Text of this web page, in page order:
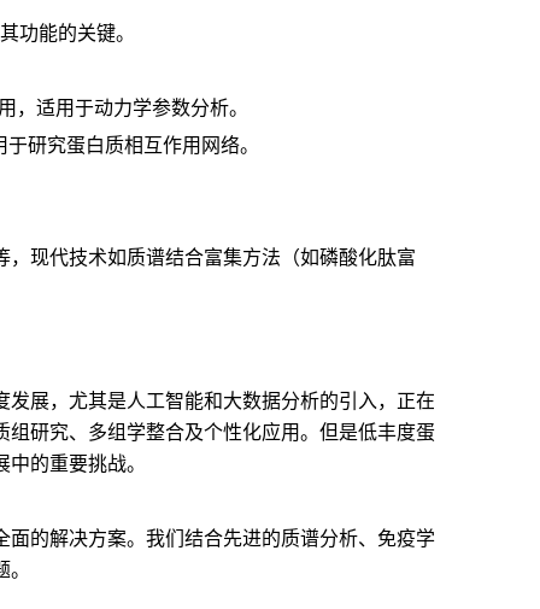
功能的关键。
，适用于动力学参数分析。
研究蛋白质相互作用网络。
现代技术如质谱结合富集方法（如磷酸化肽富
展，尤其是人工智能和大数据分析的引入，正在
研究、多组学整合及个性化应用。但是低丰度蛋
的重要挑战。
的解决方案。我们结合先进的质谱分析、免疫学